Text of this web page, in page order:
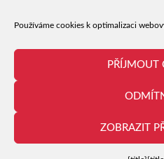
produkty či obchodní příležitosti,
považovat za reklamu či
tedy výhradně věcí odpovědnosti
Provozovatel serveru ani
brokery či investičním poradcem
spojeno s velice vysokou mírou
Používáme cookies k optimalizaci
PŘÍJMOUT
ZOBRAZIT